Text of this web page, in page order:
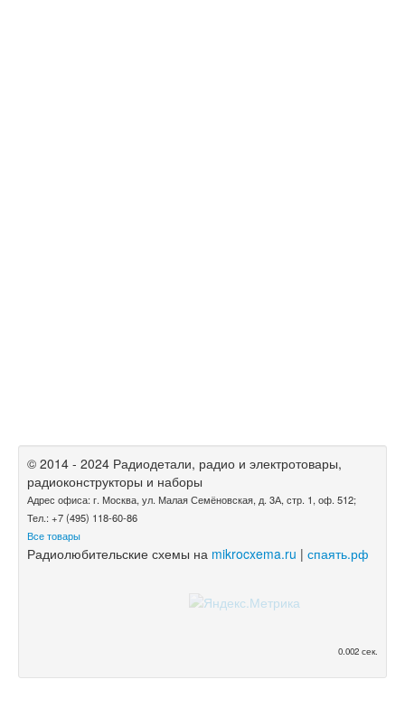
© 2014 - 2024 Радиодетали, радио и электротовары,
радиоконструкторы и наборы
Адрес офиса: г. Москва, ул. Малая Семёновская, д. 3А, стр. 1, оф. 512;
Тел.: +7 (495) 118-60-86
Все товары
Радиолюбительские схемы на mikrocxema.ru | спаять.рф
0.002 сек.